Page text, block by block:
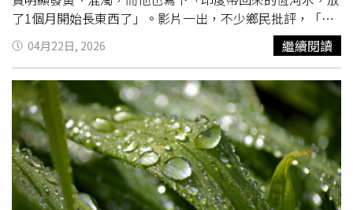
桌，垃圾跟碗通常要放在不同地方，他這樣倒在一起常常會
有垃圾吸了湯汁之後黏在碗上，或害垃圾跟廚餘分不乾淨，
很難處理」。
了1個月開始長東西了」。影片一出，不少鄉民批評，「你
到時候
，說不定會引發全台的病毒感染」、「你這水裡
面不知道有什麼微生物，也不確定有什麼昆蟲的卵，要是不
小心是對台灣生態有害的那就是個問題，這屬於違法了
吧？」、「為什麼會帶回來？恆河裡的病菌台灣也許沒有，
你可能已經帶了病菌入境台灣了，是不是該問一下專業人士
怎麼處理」。對此，原PO在4月12日回應，強調會主動聯繫
相關單位確認法規，也會讓恆河水有最安全的處理方式。4
月16日，原PO更新最新進度，表示他正親自送2瓶恆河水返
回印度恆河，並沒有倒在台灣，後來經過3次轉機，從台灣
04月22日, 2026 繼續閱讀